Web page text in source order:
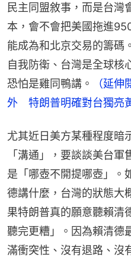
民主同盟敘事，而是台灣
本，會不會把美國拖進
能成為和北京交易的籌碼
自我防衛、台灣是全球核
恐怕是雞同鴨講。
（延
外　特朗普明確對台獨亮
尤其近日美方某種程度暗
「溝通」，要談談美台
是「哪壺不開提哪壺」。
德講什麼，台灣的狀態大
果特朗普真的願意聽賴清
聽完更糟」。因為賴清德
滿衝突性、沒有退路、沒